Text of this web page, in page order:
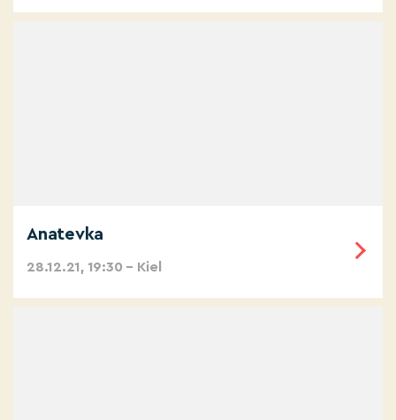
Anatevka
28.12.21, 19:30 – Kiel